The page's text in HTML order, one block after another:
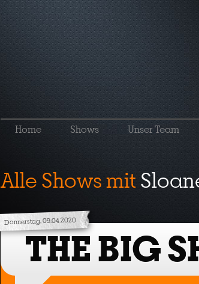
Home Shows Unser Team
Alle Shows mit
Donnerstag, 09.04.2020
THE BIG